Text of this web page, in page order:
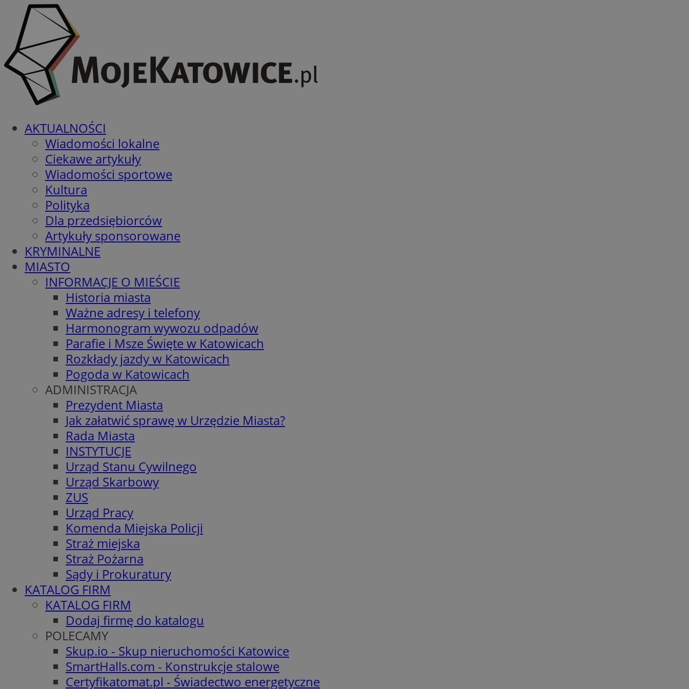
AKTUALNOŚCI
Wiadomości lokalne
Ciekawe artykuły
Wiadomości sportowe
Kultura
Polityka
Dla przedsiębiorców
Artykuły sponsorowane
KRYMINALNE
MIASTO
INFORMACJE O MIEŚCIE
Historia miasta
Ważne adresy i telefony
Harmonogram wywozu odpadów
Parafie i Msze Święte w Katowicach
Rozkłady jazdy w Katowicach
Pogoda w Katowicach
ADMINISTRACJA
Prezydent Miasta
Jak załatwić sprawę w Urzędzie Miasta?
Rada Miasta
INSTYTUCJE
Urząd Stanu Cywilnego
Urząd Skarbowy
ZUS
Urząd Pracy
Komenda Miejska Policji
Straż miejska
Straż Pożarna
Sądy i Prokuratury
KATALOG FIRM
KATALOG FIRM
Dodaj firmę do katalogu
POLECAMY
Skup.io - Skup nieruchomości Katowice
SmartHalls.com - Konstrukcje stalowe
Certyfikatomat.pl - Świadectwo energetyczne